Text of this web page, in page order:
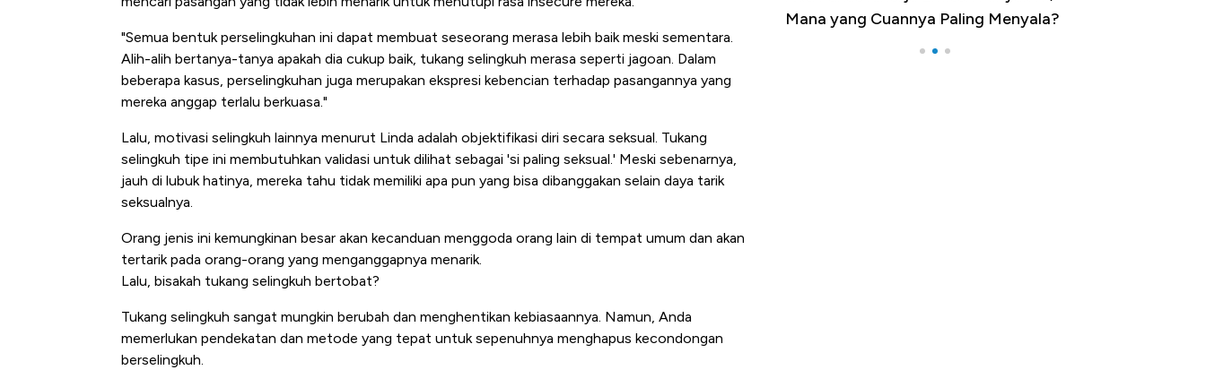
"Semua bentuk perselingkuhan ini dapat membuat seseorang merasa lebih baik meski sementara.
Alih-alih bertanya-tanya apakah dia cukup baik, tukang selingkuh merasa seperti jagoan. Dalam
beberapa kasus, perselingkuhan juga merupakan ekspresi kebencian terhadap pasangannya yang
mereka anggap terlalu berkuasa."
Lalu, motivasi selingkuh lainnya menurut Linda adalah objektifikasi diri secara seksual. Tukang
selingkuh tipe ini membutuhkan validasi untuk dilihat sebagai 'si paling seksual.' Meski sebenarnya,
jauh di lubuk hatinya, mereka tahu tidak memiliki apa pun yang bisa dibanggakan selain daya tarik
seksualnya.
Orang jenis ini kemungkinan besar akan kecanduan menggoda orang lain di tempat umum dan akan
tertarik pada orang-orang yang menganggapnya menarik.
Lalu, bisakah tukang selingkuh bertobat?
Tukang selingkuh sangat mungkin berubah dan menghentikan kebiasaannya. Namun, Anda
memerlukan pendekatan dan metode yang tepat untuk sepenuhnya menghapus kecondongan
berselingkuh.
Mana yang Cuannya Paling Menyala?